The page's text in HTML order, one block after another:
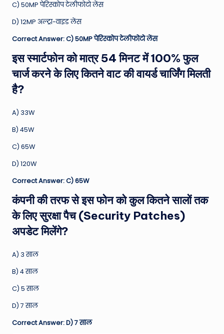
C) 50MP पेरिस्कोप टेलीफोटो लेंस
D) 12MP अल्ट्रा-वाइड लेंस
Correct Answer: C) 50MP पेरिस्कोप टेलीफोटो लेंस
इस स्मार्टफोन को मात्र 54 मिनट में 100% फुल
चार्ज करने के लिए कितने वाट की वायर्ड चार्जिंग मिलती
है?
A) 33W
B) 45W
C) 65W
D) 120W
Correct Answer: C) 65W
कंपनी की तरफ से इस फोन को कुल कितने सालों तक
के लिए सुरक्षा पैच (Security Patches)
अपडेट मिलेंगे?
A) 3 साल
B) 4 साल
C) 5 साल
D) 7 साल
Correct Answer: D) 7 साल